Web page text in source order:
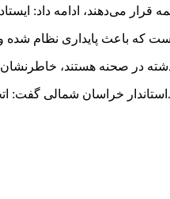
استاندار خراسان شمالی گفت: اتحاد و انسجام مردم رمز موفقیت کشور خواهد بود.